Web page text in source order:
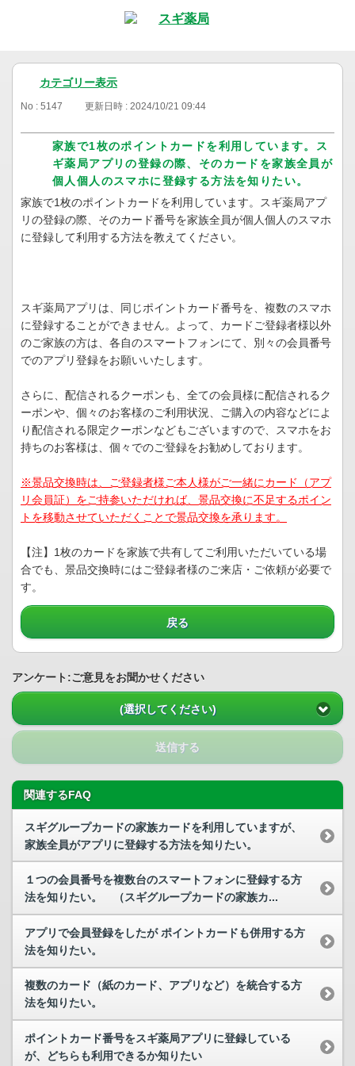
カテゴリー表示
No : 5147 更新日時 : 2024/10/21 09:44
家族で1枚のポイントカードを利用しています。ス
ギ薬局アプリの登録の際、そのカードを家族全員が
個人個人のスマホに登録する方法を知りたい。
家族で1枚のポイントカードを利用しています。スギ薬局アプ
リの登録の際、そのカード番号を家族全員が個人個人のスマホ
に登録して利用する方法を教えてください。
スギ薬局アプリは、同じポイントカード番号を、複数のスマホ
に登録することができません。よって、カードご登録者様以外
のご家族の方は、各自のスマートフォンにて、別々の会員番号
でのアプリ登録をお願いいたします。
さらに、配信されるクーポンも、全ての会員様に配信されるク
ーポンや、個々のお客様のご利用状況、ご購入の内容などによ
り配信される限定クーポンなどもございますので、スマホをお
持ちのお客様は、個々でのご登録をお勧めしております。
※景品交換時は、ご登録者様ご本人様がご一緒にカード（アプ
リ会員証）をご持参いただければ、景品交換に不足するポイン
トを移動させていただくことで景品交換を承ります。
【注】1枚のカードを家族で共有してご利用いただいている場
合でも、景品交換時にはご登録者様のご来店・ご依頼が必要で
す。
戻る
アンケート:ご意見をお聞かせください
(選択してください)
送信する
関連するFAQ
スギグループカードの家族カードを利用していますが、
家族全員がアプリに登録する方法を知りたい。
１つの会員番号を複数台のスマートフォンに登録する方
法を知りたい。 （スギグループカードの家族カ...
アプリで会員登録をしたが ポイントカードも併用する方
法を知りたい。
複数のカード（紙のカード、アプリなど）を統合する方
法を知りたい。
ポイントカード番号をスギ薬局アプリに登録している
が、どちらも利用できるか知りたい